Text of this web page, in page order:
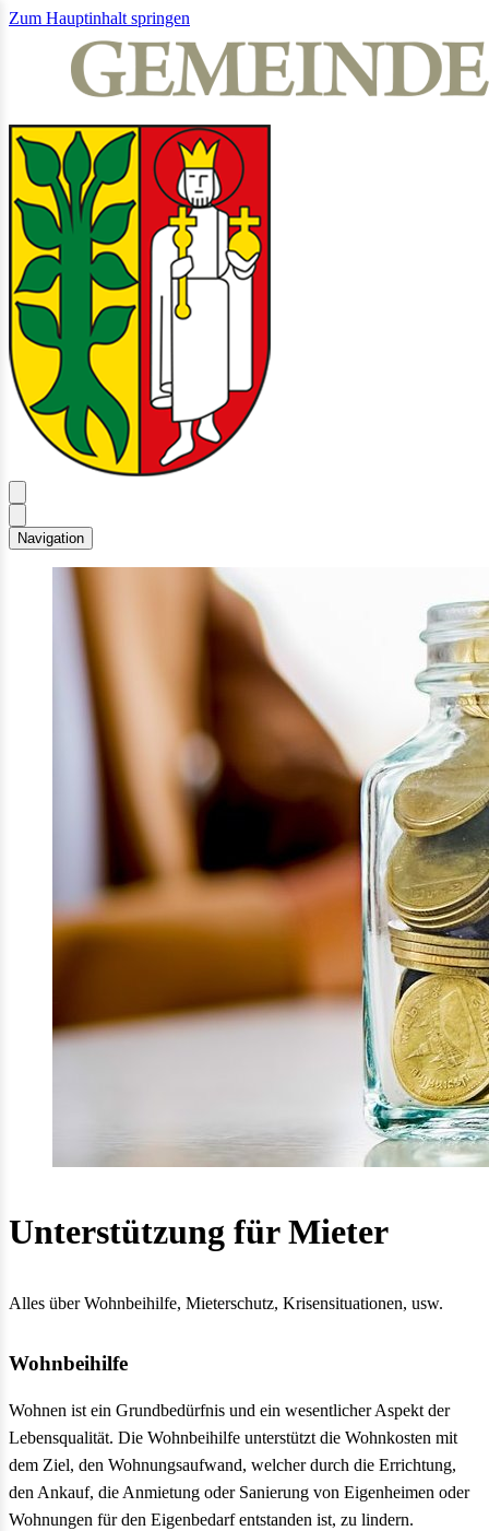
Zum Hauptinhalt springen
Navigation
Unterstützung für Mieter
Alles über Wohnbeihilfe, Mieterschutz, Krisensituationen, usw.
Wohnbeihilfe
Wohnen ist ein Grundbedürfnis und ein wesentlicher Aspekt der
Lebensqualität. Die Wohnbeihilfe unterstützt die Wohnkosten mit
dem Ziel, den Wohnungsaufwand, welcher durch die Errichtung,
den Ankauf, die Anmietung oder Sanierung von Eigenheimen oder
Wohnungen für den Eigenbedarf entstanden ist, zu lindern.